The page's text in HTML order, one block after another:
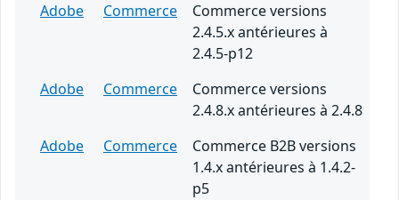
Adobe
Commerce
Commerce versions
2.4.5.x antérieures à
2.4.5-p12
Adobe
Commerce
Commerce versions
2.4.8.x antérieures à 2.4.8
Adobe
Commerce
Commerce B2B versions
1.4.x antérieures à 1.4.2-
p5